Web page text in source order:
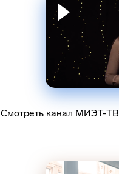
Смотреть канал МИЭТ-ТВ